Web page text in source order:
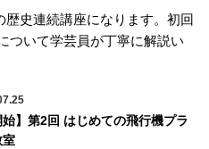
歴史連続講座になります。初回
ついて学芸員が丁寧に解説い
始】第2回 はじめての飛行機プラ
室